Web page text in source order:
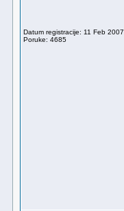
Datum registracije: 11 Feb 2007
Poruke: 4685